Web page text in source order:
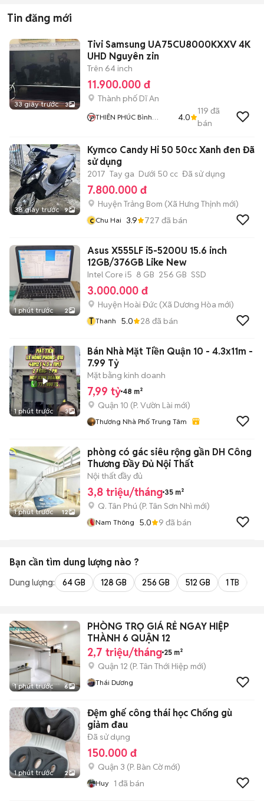
Tin đăng mới
33 giây trước 3
Tivi Samsung UA75CU8000KXXV 4K
UHD Nguyên zin
Trên 64 inch
11.900.000 đ
Thành phố Dĩ An
THIÊN PHÚC Bình
4.0
119 đã
bán
38 giây trước 9
Kymco Candy Hi 50 50cc Xanh đen Đã
sử dụng
2017 Tay ga Dưới 50 cc Đã sử dụng
7.800.000 đ
Huyện Trảng Bom (Xã Hưng Thịnh mới)
c Chu Hai 3.9 727 đã bán
1 phút trước 2
Asus X555LF i5-5200U 15.6 inch
12GB/376GB Like New
Intel Core i5 8 GB 256 GB SSD
3.000.000 đ
Huyện Hoài Đức (Xã Dương Hòa mới)
T Thanh 5.0 28 đã bán
1 phút trước 3
Bán Nhà Mặt Tiền Quận 10 - 4.3x11m -
7.99 Tỷ
Mặt bằng kinh doanh
7,99 tỷ 48 m²
Quận 10 (P. Vườn Lài mới)
Thương Nhà Phố Trung Tâm
1 phút trước 12
phòng có gác siêu rộng gần DH Công
Thương Đầy Đủ Nội Thất
Nội thất đầy đủ
3,8 triệu/tháng 35 m²
Q. Tân Phú (P. Tân Sơn Nhì mới)
Nam Thông 5.0 9 đã bán
Bạn cần tìm dung lượng nào ?
Dung lượng: 64 GB 128 GB 256 GB 512 GB 1 TB
1 phút trước 6
PHÒNG TRỌ GIÁ RẺ NGAY HIỆP
THÀNH 6 QUẬN 12
2,7 triệu/tháng 25 m²
Quận 12 (P. Tân Thới Hiệp mới)
Thái Dương
1 phút trước 2
Đệm ghế công thái học Chống gù
giảm đau
Đã sử dụng
150.000 đ
Quận 3 (P. Bàn Cờmới)
Huy 1 đã bán